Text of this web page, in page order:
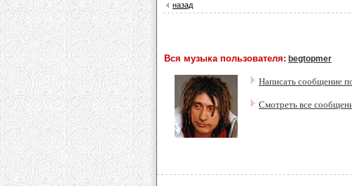
назад
Вся музыка пользователя: begtopmer
Написать сообщение
Смотреть все